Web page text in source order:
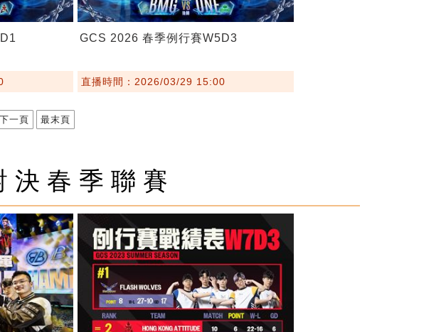
GCS 2026 春季例行賽W5D3
直播時間：2026/03/29 15:00
下一頁 最末頁
春季聯賽